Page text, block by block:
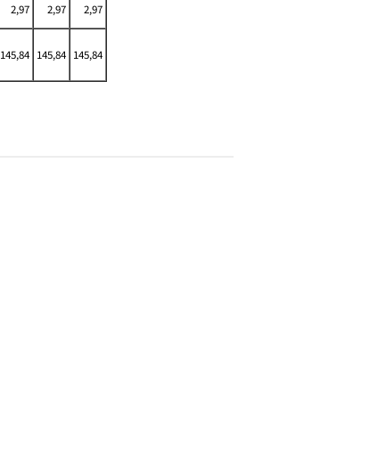
2,97 2,97
2,97
145,84 145,84 145,84